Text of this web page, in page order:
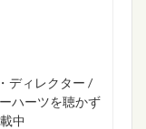
ディレクター /
ハーツを聴かず
中